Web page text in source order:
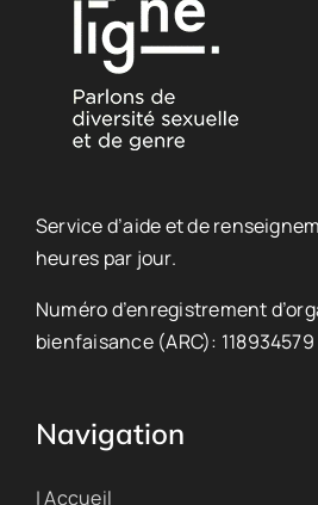
Service d’aide et de
heures par jour.
Numéro d’enregistrement
bienfaisance (ARC): 118934579
Navigation
| Accueil